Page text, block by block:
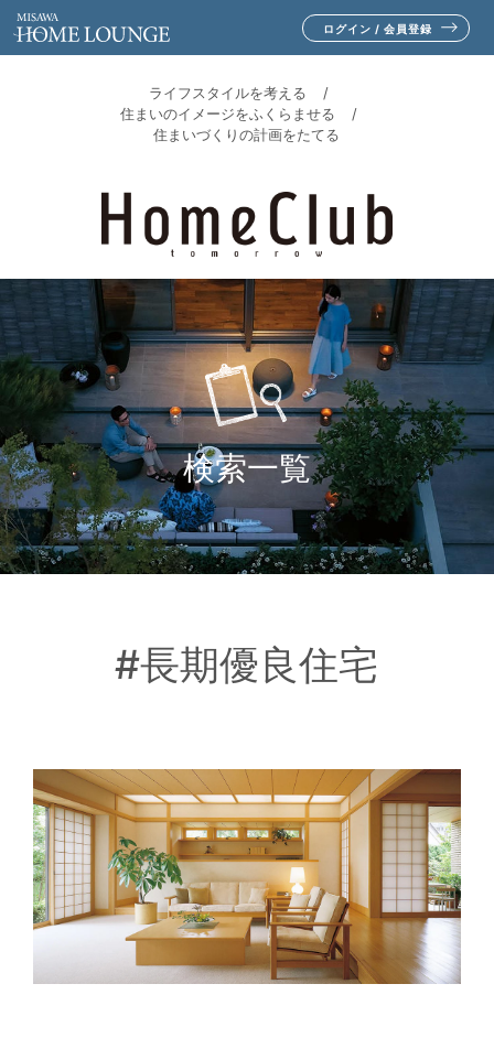
ログイン / 会員登録
ライフスタイルを考える
住まいのイメージをふくらませる
住まいづくりの計画をたてる
検索一覧
#長期優良住宅